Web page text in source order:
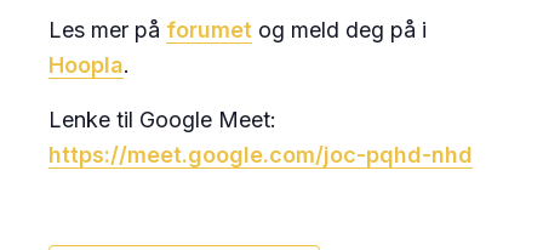
Les mer på forumet og meld deg på i
Hoopla.
Lenke til Google Meet:
https://meet.google.com/joc-pqhd-nhd